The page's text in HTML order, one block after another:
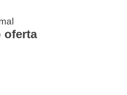
oferta